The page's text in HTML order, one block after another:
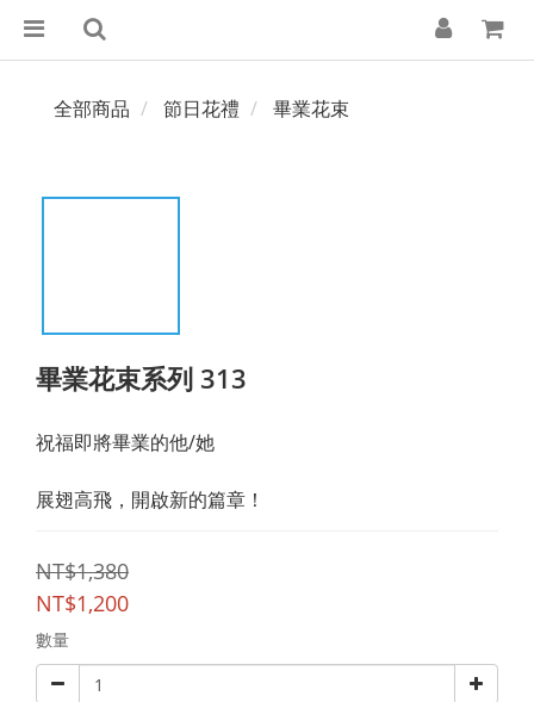
全部商品 節日花禮 畢業花束
畢業花束系列 313
祝福即將畢業的他/她
展翅高飛，開啟新的篇章！
NT$1,380
NT$1,200
數量